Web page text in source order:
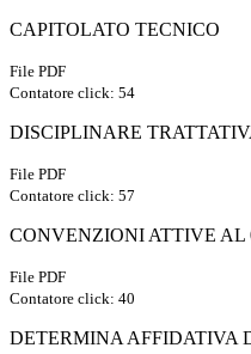
CAPITOLATO TECNICO
File PDF
Contatore click: 54
DISCIPLINARE
File PDF
Contatore click: 57
CONVENZIONI ATTIVE AL
File PDF
Contatore click: 40
DETERMINA AFFIDATIVA